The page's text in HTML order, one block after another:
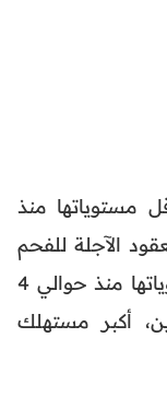
مستوياتها منذ
الآجلة للفحم
في التعاملات الآسيوية إلى أقل مستوياتها منذ حوالي 4
أكبر مستهلك